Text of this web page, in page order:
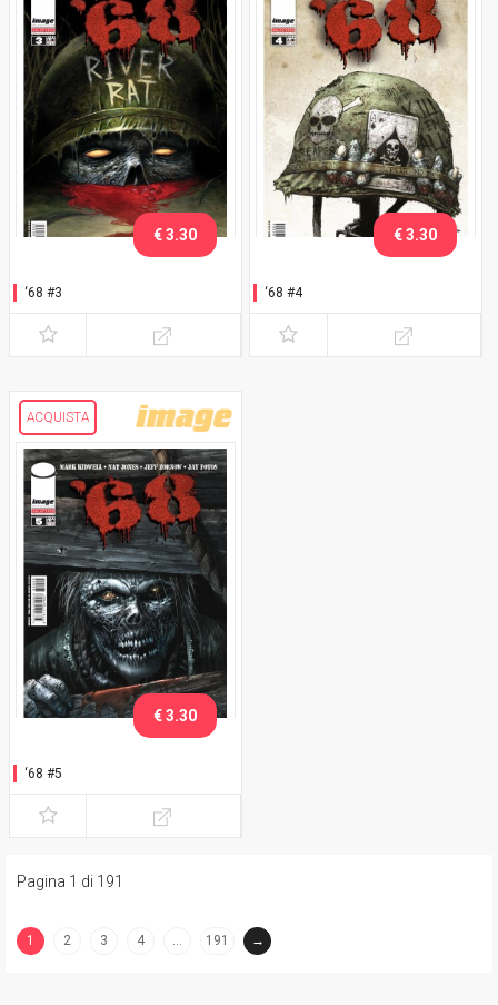
‘68 #3
€ 3.30
‘68 #4
€ 3.30
ACQUISTA
‘68 #5
€ 3.30
Pagina 1 di 191
1
2 3 4 … 191 →